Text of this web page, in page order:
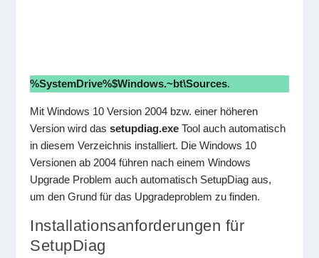
%SystemDrive%$Windows.~bt\Sources.
Mit Windows 10 Version 2004 bzw. einer höheren
Version wird dassetupdiag.exe Tool auch automatisch
in diesem Verzeichnis installiert. Die Windows 10
Versionen ab 2004 führen nach einem Windows
Upgrade Problem auch automatisch SetupDiag aus,
um den Grund für das Upgradeproblem zu finden.
Installationsanforderungen für
SetupDiag